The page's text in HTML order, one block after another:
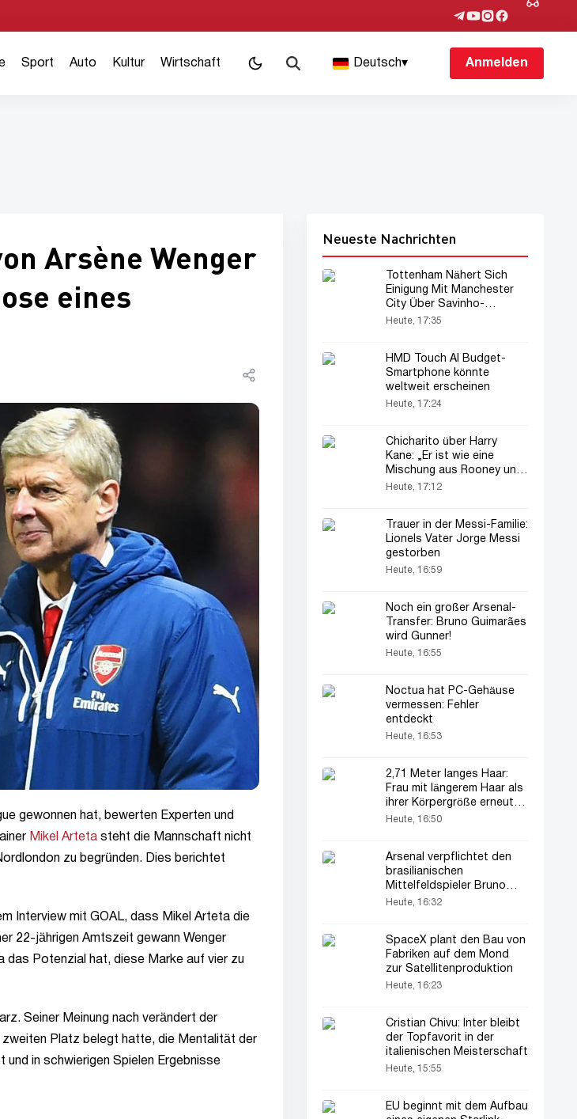
Sport Auto Kultur Wirtschaft Deutsch▾ Anmelden
Arsène Wenger
eines
gewonnen hat, bewerten Experten und
Mikel Arteta steht die Mannschaft nicht
zu begründen. Dies berichtet
Interview mit GOAL, dass Mikel Arteta die
22-jährigen Amtszeit gewann Wenger
Potenzial hat, diese Marke auf vier zu
Seiner Meinung nach verändert der
Platz belegt hatte, die Mentalität der
in schwierigen Spielen Ergebnisse
Neueste Nachrichten
Tottenham Nähert Sich
Einigung Mit Manchester
City Über Savinho-
Transfer
Heute, 17:35
HMD Touch AI Budget-
Smartphone könnte
weltweit erscheinen
Heute, 17:24
Chicharito über Harry
Kane: „Er ist wie eine
Mischung aus Rooney und
Gascoigne“
Heute, 17:12
Trauer in der Messi-Familie:
Lionels Vater Jorge Messi
gestorben
Heute, 16:59
Noch ein großer Arsenal-
Transfer: Bruno Guimarães
wird Gunner!
Heute, 16:55
Noctua hat PC-Gehäuse
vermessen: Fehler
entdeckt
Heute, 16:53
2,71 Meter langes Haar:
Frau mit längerem Haar als
ihrer Körpergröße erneut im
Rampenlicht
Heute, 16:50
Arsenal verpflichtet den
brasilianischen
Mittelfeldspieler Bruno
Guimarães
Heute, 16:32
SpaceX plant den Bau von
Fabriken auf dem Mond
zur Satellitenproduktion
Heute, 16:23
Cristian Chivu: Inter bleibt
der Topfavorit in der
italienischen Meisterschaft
Heute, 15:55
EU beginnt mit dem Aufbau